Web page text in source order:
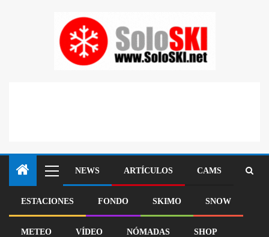
NEWS ARTÍCULOS CAMS
ESTACIONES FONDO SKIMO SNOW
METEO VÍDEO NÓMADAS SHOP